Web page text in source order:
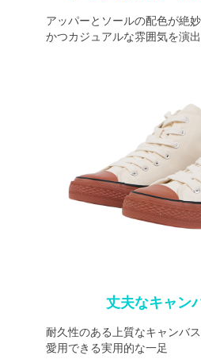
アッパーとソールの配色が絶
かつカジュアルな雰囲気を演出
丈夫なキャン
耐久性のある上質なキャンバ
愛用できる実用的な一足